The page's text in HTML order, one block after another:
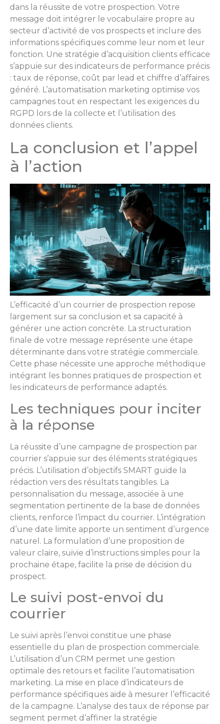
dans la réussite de votre prospection. Votre
message doit intégrer le vocabulaire propre au
secteur d’activité de vos prospects et inclure des
informations spécifiques comme leur nom et leur
fonction. Une stratégie d’acquisition clients efficace
s’appuie sur des indicateurs de performance précis
: taux de réponse, coût par lead et chiffre d’affaires
généré. L’automatisation marketing optimise vos
campagnes tout en respectant les exigences du
RGPD lors de la collecte et l’utilisation des
données clients.
La conclusion et l’appel
à l’action
L’efficacité d’un courrier de prospection repose
largement sur sa conclusion et sa capacité à
générer une action concrète. La structuration
finale de votre message représente une étape
déterminante dans votre stratégie commerciale.
Cette phase nécessite une approche méthodique
intégrant les bonnes pratiques de prospection et
les indicateurs de performance adaptés.
Les techniques pour inciter
à la réponse
La réussite d’une campagne de prospection par
courrier s’appuie sur des éléments stratégiques
précis. L’utilisation d’objectifs SMART guide la
rédaction vers des résultats tangibles. La
personnalisation du message, associée à une
segmentation pertinente de la base de données
clients, renforce l’impact du courrier. L’intégration
d’une date limite apporte un sentiment d’urgence
naturel. La formulation d’une proposition de
valeur claire, suivie d’instructions simples pour la
prochaine étape, facilite la prise de décision du
prospect.
Le suivi post-envoi du
courrier
Le suivi après l’envoi constitue une phase
essentielle du plan de prospection commerciale.
L’utilisation d’un CRM permet une gestion
optimale des retours et facilite l’automatisation
marketing. La mise en place d’indicateurs de
performance spécifiques aide à mesurer l’efficacité
de la campagne. L’analyse des taux de réponse par
segment permet d’affiner la stratégie